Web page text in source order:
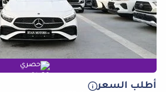
حصري
أطلب السعر